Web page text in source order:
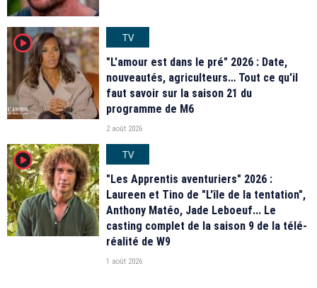
player2
TV
"L'amour est dans le pré" 2026 : Date,
nouveautés, agriculteurs… Tout ce qu'il
faut savoir sur la saison 21 du
programme de M6
2 août 2026
player2
TV
"Les Apprentis aventuriers" 2026 :
Laureen et Tino de "L'île de la tentation",
Anthony Matéo, Jade Leboeuf... Le
casting complet de la saison 9 de la télé-
réalité de W9
1 août 2026